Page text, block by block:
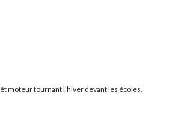
moteur tournant l'hiver devant les écoles,